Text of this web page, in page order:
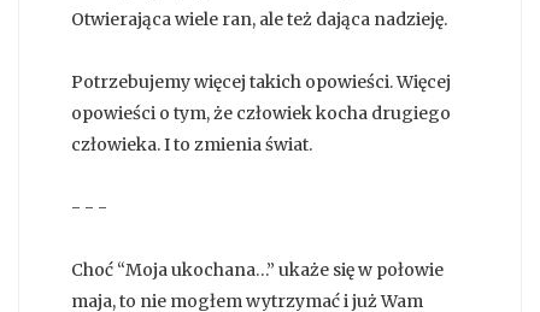
Otwierająca wiele ran, ale też dająca nadzieję.
Potrzebujemy więcej takich opowieści. Więcej
opowieści o tym, że człowiek kocha drugiego
człowieka. I to zmienia świat.
- - -
Choć “Moja ukochana…” ukaże się w połowie
maja, to nie mogłem wytrzymać i już Wam